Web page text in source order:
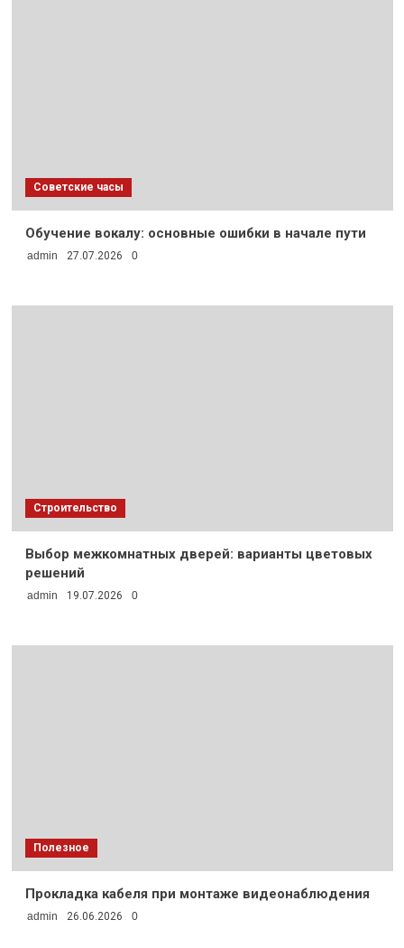
Советские часы
Обучение вокалу: основные ошибки в начале пути
admin 27.07.2026 0
Строительство
Выбор межкомнатных дверей: варианты цветовых
решений
admin 19.07.2026 0
Полезное
Прокладка кабеля при монтаже видеонаблюдения
admin 26.06.2026 0